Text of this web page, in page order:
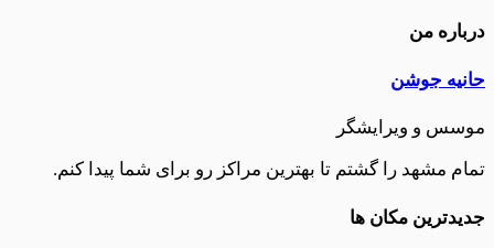
درباره من
حانیه جوشن
موسس و ویرایشگر
تمام مشهد را گشتم تا بهترین مراکز رو برای شما پیدا کنم.
جدیدترین مکان ها